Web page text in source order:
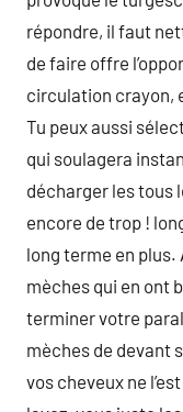
répondre, il faut
de faire offre
circulation crayon,
Tu peux aussi
qui soulagera
décharger les tous
encore de trop !
long terme en
mèches qui en ont
terminer votre
mèches de devant
vos cheveux ne